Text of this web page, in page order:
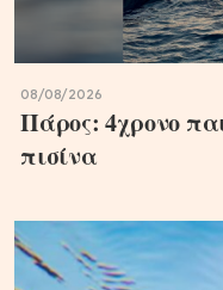
08/08/2026
Πάρος: 4χρονο
πισίνα